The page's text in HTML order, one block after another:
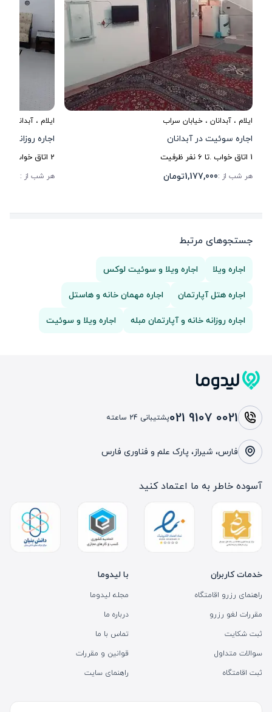
ایلام ، آبدانان ، خیابان سراب
اجاره سوئیت در آبدانان
1 اتاق خواب .تا 6نفر ظرفیت
هر شب از :1,177,000تومان
ایلام ، آبدانان
اجاره روزانه
2 اتاق خواب .
هر شب از :
جستجوهای مرتبط
اجاره ویلا
اجاره ویلا و سوئیت لوکس
اجاره هتل آپارتمان
اجاره مهمان خانه و هاستل
اجاره روزانه خانه و آپارتمان مبله
اجاره ویلا و سوئیت
خدمات کاربران
راهنمای رزرو اقامتگاه
مقررات لغو رزرو
ثبت شکایت
سوالات متداول
ثبت اقامتگاه
با لیدوما
مجله لیدوما
درباره ما
تماس با ما
قوانین و مقررات
راهنمای سایت
021 9107 0021پشتیبانی 24 ساعته
فارس، شیراز، پارک علم و فناوری فارس
آسوده خاطر به ما اعتماد کنید